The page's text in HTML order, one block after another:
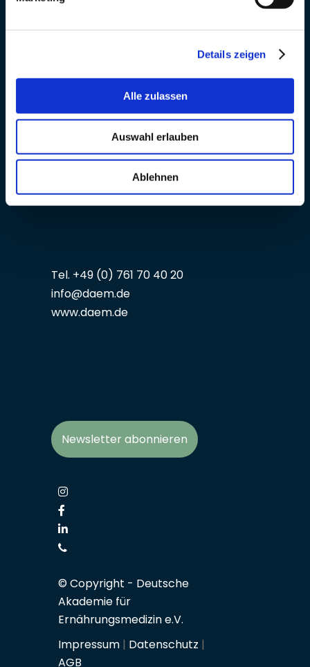
Details zeigen
Alle zulassen
Auswahl erlauben
Ablehnen
Deutsche Akademie für
Ernährungsmedizin e.V.
Reichsgrafenstraße 11
Tel. +49 (0) 761 70 40 20
info@daem.de
www.daem.de
Newsletter abonnieren
© Copyright - Deutsche
Akademie für
Ernährungsmedizin e.V.
Impressum | Datenschutz |
AGB